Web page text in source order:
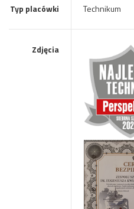
Typ placówki Technikum
Zdjęcia